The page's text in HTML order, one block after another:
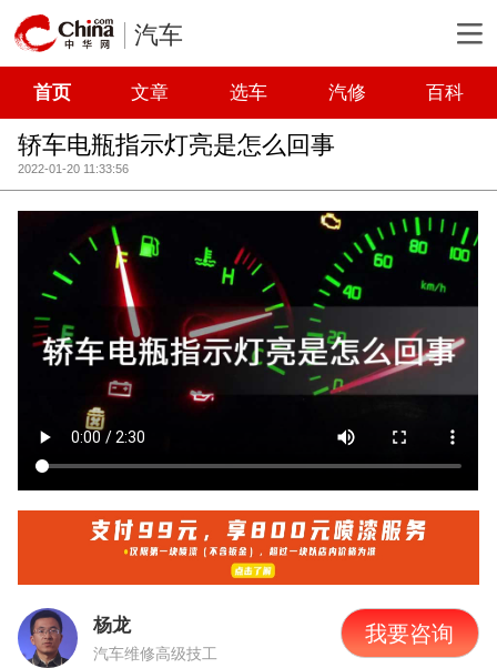
汽车
首页 文章 选车 汽修 百科
轿车电瓶指示灯亮是怎么回事
2022-01-20 11:33:56
杨龙
汽车维修高级技工
我要咨询